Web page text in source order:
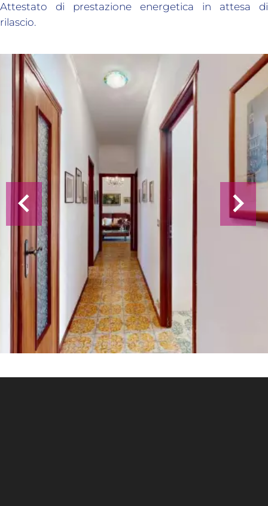
Attestato di prestazione energetica in attesa di
rilascio.